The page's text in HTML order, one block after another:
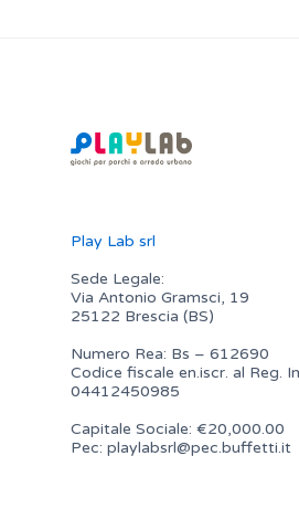
Play Lab srl
Sede Legale:
Via Antonio Gramsci, 19
25122 Brescia (BS)
Numero Rea: Bs – 612690
Codice fiscale en.iscr. al Reg.
04412450985
Capitale Sociale: €20,000.00
Pec: playlabsrl@pec.buffetti.it